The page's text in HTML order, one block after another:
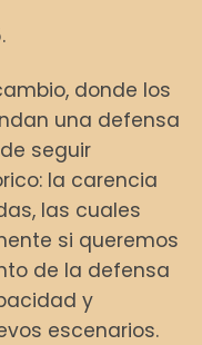
donde los
una defensa
seguir
la carencia
las cuales
si queremos
de la defensa
y
escenarios.